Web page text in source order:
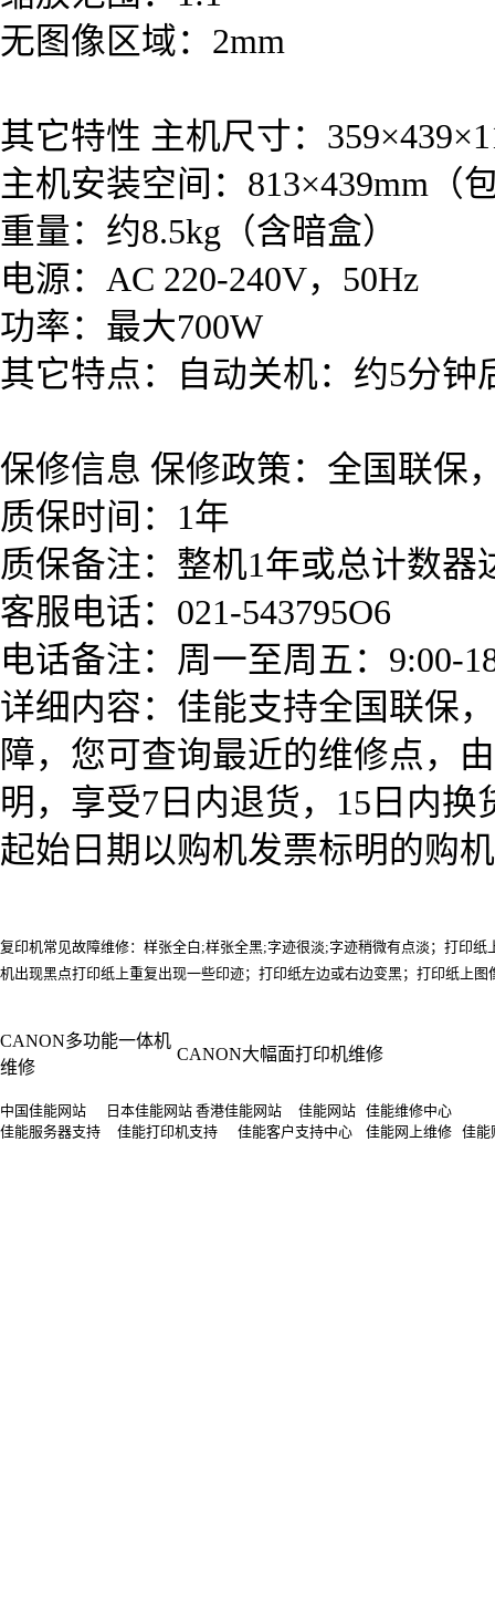
无图像区域：2mm
其它特性 主机尺寸：
主机安装空间：813×439mm（
重量：约8.5kg（含暗盒）
电源：AC 220-240V，50Hz
功率：最大700W
其它特点：自动关机：约5分钟
保修信息 保修政策：全国联保
质保时间：1年
质保备注：整机1年或总计数器
客服电话：021-543795O6
电话备注：周一至周五：9:00-
详细内容：佳能支持全国联保
障，您可查询最近的维修点，
明，享受7日内退货，15日内
起始日期以购机发票标明的购
复印机常见故障维修：样张全白;样张全黑;字迹很淡;字迹稍微有点淡；打印
机出现黑点打印纸上重复出现一些印迹；打印纸左边或右边变黑；打印纸上
CANON多功能一体机
维修
CANON大幅面打印机维修
中国佳能网站 日本佳能网站 香港佳能网站 佳能网站 佳能维修中心
佳能服务器支持 佳能打印机支持 佳能客户支持中心 佳能网上维修 佳能